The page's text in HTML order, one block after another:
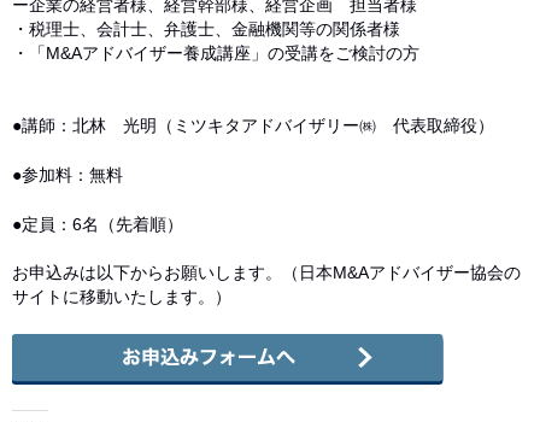
ー企業の経営者様、経営幹部様、経営企画 担当者様
・税理士、会計士、弁護士、金融機関等の関係者様
・「M&Aアドバイザー養成講座」の受講をご検討の方
●講師：北林 光明（ミツキタアドバイザリー㈱ 代表取締役）
●参加料：無料
●定員：6名（先着順）
お申込みは以下からお願いします。（日本M&Aアドバイザー協会の
サイトに移動いたします。）